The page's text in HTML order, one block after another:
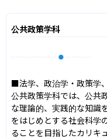
公共政策学科
■法学、政治学・政策学
公共政策学科では、公共
な理論的、実践的な知識
をはじめとする社会科学
ることを目指したカリキ